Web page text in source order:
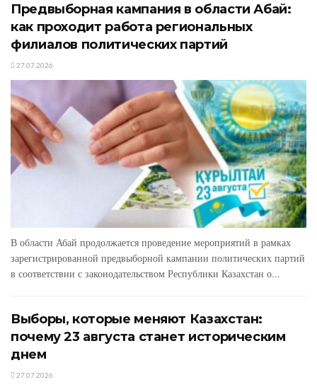
Предвыборная кампания в области Абай:
как проходит работа региональных
филиалов политических партий
27.07.2026
В области Абай продолжается проведение мероприятий в рамках
зарегистрированной предвыборной кампании политических партий
в соответствии с законодательством Республики Казахстан о...
Выборы, которые меняют Казахстан:
почему 23 августа станет историческим
днем
27.07.2026